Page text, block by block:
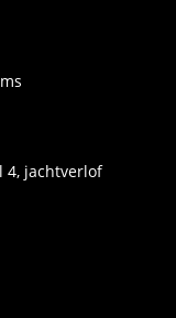
4, jachtverlof